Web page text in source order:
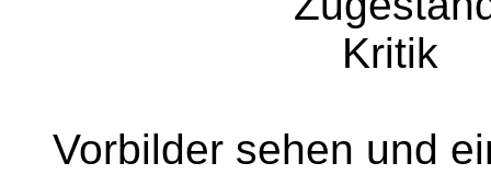
Kritik
Vorbilder sehen und